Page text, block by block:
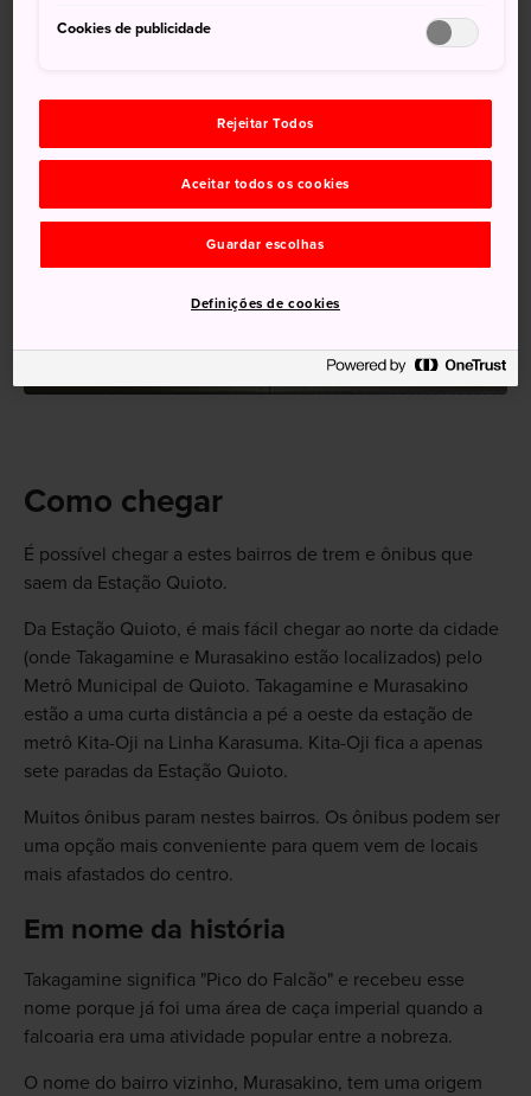
Como chegar
É possível chegar a estes bairros de trem e ônibus que
saem da Estação Quioto.
Da Estação Quioto, é mais fácil chegar ao norte da cidade
(onde Takagamine e Murasakino estão localizados) pelo
Metrô Municipal de Quioto. Takagamine e Murasakino
estão a uma curta distância a pé a oeste da estação de
metrô Kita-Oji na Linha Karasuma. Kita-Oji fica a apenas
sete paradas da Estação Quioto.
Muitos ônibus param nestes bairros. Os ônibus podem ser
uma opção mais conveniente para quem vem de locais
mais afastados do centro.
Em nome da história
Takagamine significa "Pico do Falcão" e recebeu esse
nome porque já foi uma área de caça imperial quando a
falcoaria era uma atividade popular entre a nobreza.
O nome do bairro vizinho, Murasakino, tem uma origem
Cookies de publicidade
Rejeitar Todos
Aceitar todos os cookies
Guardar escolhas
Definições de cookies